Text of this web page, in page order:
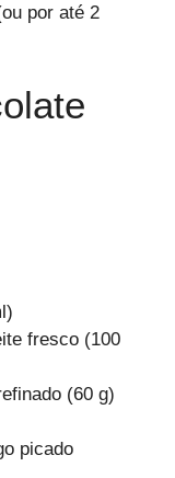
por até 2
fresco (100
(60 g)
picado